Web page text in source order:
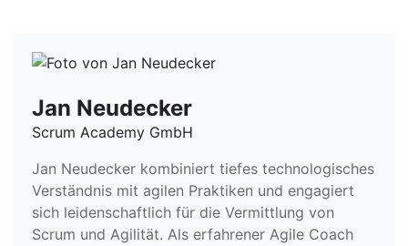
Jan Neudecker
Scrum Academy GmbH
Jan Neudecker kombiniert tiefes technologisches
Verständnis mit agilen Praktiken und engagiert
sich leidenschaftlich für die Vermittlung von
Scrum und Agilität. Als erfahrener Agile Coach